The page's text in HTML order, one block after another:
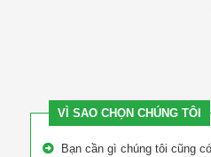
VÌ SAO CHỌN CHÚNG TÔI
Bạn cần gì chúng tôi cũng có